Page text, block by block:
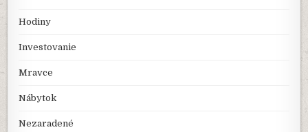
Hodiny
Investovanie
Mravce
Nábytok
Nezaradené